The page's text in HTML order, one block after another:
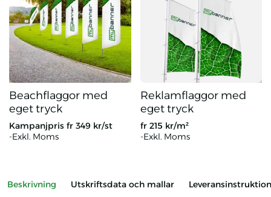
Beachflaggor med
eget tryck
Kampanjpris fr 349 kr/st
-Exkl. Moms
Reklamflaggor med
eget tryck
fr 215 kr/m²
-Exkl. Moms
Beskrivning Utskriftsdata och mallar